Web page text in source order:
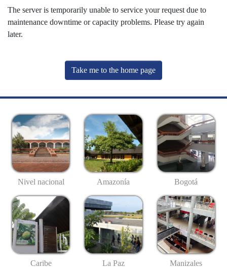
The server is temporarily unable to service your request due to
maintenance downtime or capacity problems. Please try again
later.
Take me to the home page
Nivel nacional Amazonía Bogotá
Caribe La Paz Manizales